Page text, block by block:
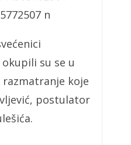
su se u
koje
postulator